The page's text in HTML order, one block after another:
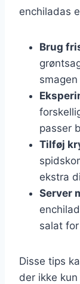
enchiladas
Brug
passer
Tilføj
ekstra
Server
salat
Disse tips
der ikke